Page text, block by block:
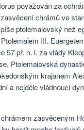
považován za
chrámů ve
ptolemaiovský než
III.
57 př. n. l. za vlády
Ptolemaiovská
krajanem
a nejdéle vládnoucí
zasvěceným